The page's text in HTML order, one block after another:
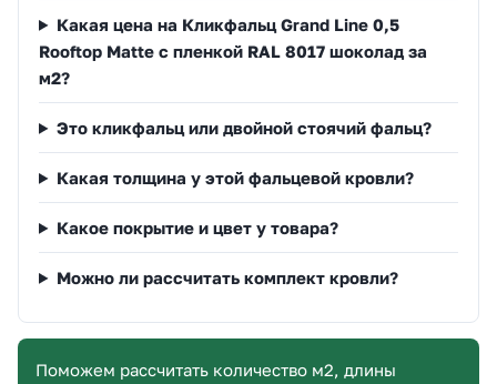
Какая цена на Кликфальц Grand Line 0,5
Rooftop Matte с пленкой RAL 8017 шоколад за
м2?
Это кликфальц или двойной стоячий фальц?
Какая толщина у этой фальцевой кровли?
Какое покрытие и цвет у товара?
Можно ли рассчитать комплект кровли?
Поможем рассчитать количество м2, длины